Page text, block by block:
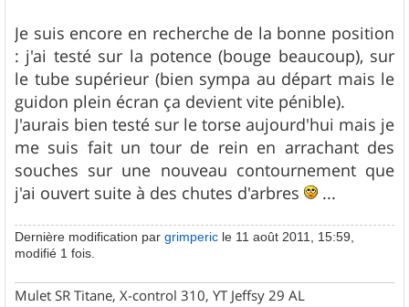
Je suis encore en recherche de la bonne position
: j'ai testé sur la potence (bouge beaucoup), sur
le tube supérieur (bien sympa au départ mais le
guidon plein écran ça devient vite pénible).
J'aurais bien testé sur le torse aujourd'hui mais je
me suis fait un tour de rein en arrachant des
souches sur une nouveau contournement que
j'ai ouvert suite à des chutes d'arbres
...
Dernière modification par grimperic le 11 août 2011, 15:59,
modifié 1 fois.
Mulet SR Titane, X-control 310, YT Jeffsy 29 AL